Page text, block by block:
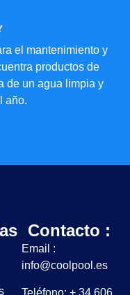
el mantenimiento y
productos de
de un agua limpia y
año.
Contacto :
Email :
info@coolpool.es
Teléfono: + 34 606